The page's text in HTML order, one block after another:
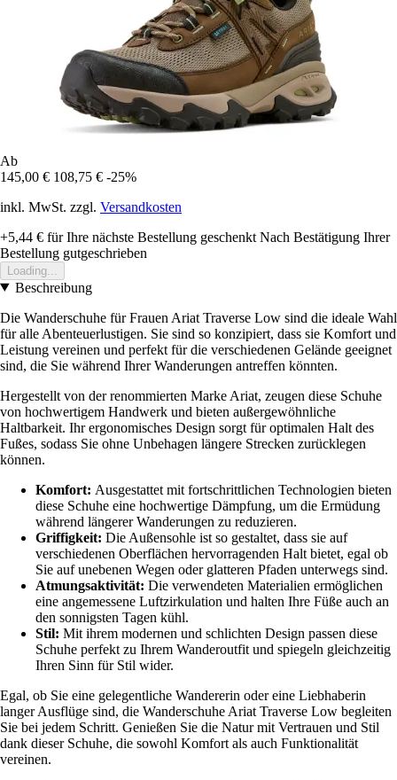
Ab
145,00 € 108,75 € -25%
inkl. MwSt. zzgl. Versandkosten
+5,44 € für Ihre nächste Bestellung geschenkt Nach Bestätigung Ihrer
Bestellung gutgeschrieben
Loading...
Beschreibung
Die Wanderschuhe für Frauen Ariat Traverse Low sind die ideale Wahl
für alle Abenteuerlustigen. Sie sind so konzipiert, dass sie Komfort und
Leistung vereinen und perfekt für die verschiedenen Gelände geeignet
sind, die Sie während Ihrer Wanderungen antreffen könnten.
Hergestellt von der renommierten Marke Ariat, zeugen diese Schuhe
von hochwertigem Handwerk und bieten außergewöhnliche
Haltbarkeit. Ihr ergonomisches Design sorgt für optimalen Halt des
Fußes, sodass Sie ohne Unbehagen längere Strecken zurücklegen
können.
Komfort: Ausgestattet mit fortschrittlichen Technologien bieten
diese Schuhe eine hochwertige Dämpfung, um die Ermüdung
während längerer Wanderungen zu reduzieren.
Griffigkeit: Die Außensohle ist so gestaltet, dass sie auf
verschiedenen Oberflächen hervorragenden Halt bietet, egal ob
Sie auf unebenen Wegen oder glatteren Pfaden unterwegs sind.
Atmungsaktivität: Die verwendeten Materialien ermöglichen
eine angemessene Luftzirkulation und halten Ihre Füße auch an
den sonnigsten Tagen kühl.
Stil: Mit ihrem modernen und schlichten Design passen diese
Schuhe perfekt zu Ihrem Wanderoutfit und spiegeln gleichzeitig
Ihren Sinn für Stil wider.
Egal, ob Sie eine gelegentliche Wandererin oder eine Liebhaberin
langer Ausflüge sind, die Wanderschuhe Ariat Traverse Low begleiten
Sie bei jedem Schritt. Genießen Sie die Natur mit Vertrauen und Stil
dank dieser Schuhe, die sowohl Komfort als auch Funktionalität
vereinen.